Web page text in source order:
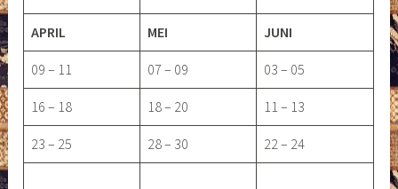
APRIL MEI JUNI
09 – 11 07 – 09 03 – 05
16 – 18 18 – 20 11 – 13
23 – 25 28 – 30 22 – 24